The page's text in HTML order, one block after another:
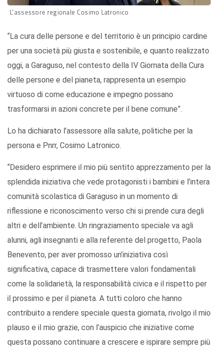
L'assessore regionale Cosimo Latronico
“La cura delle persone e del territorio è un principio cardine
per una società più giusta e sostenibile, e quanto realizzato
oggi, a Garaguso, nel contesto della IV Giornata della Cura
delle persone e del pianeta, rappresenta un esempio
virtuoso di come educazione e impegno possano
trasformarsi in azioni concrete per il bene comune”.
Lo ha dichiarato l’assessore alla salute, politiche per la
persona e Pnrr, Cosimo Latronico.
“Desidero esprimere il mio più sentito apprezzamento per la
splendida iniziativa che vede protagonisti i bambini e l’intera
comunità scolastica di Garaguso in un momento di
riflessione e riconoscimento verso chi si prende cura degli
altri e dell’ambiente. Un ringraziamento speciale va agli
alunni, agli insegnanti e alla referente del progetto, Paola
Benevento, per aver promosso un’iniziativa così
significativa, capace di trasmettere valori fondamentali
come la solidarietà, la responsabilità civica e il rispetto per
il prossimo e per il pianeta. A tutti coloro che hanno
contribuito a rendere speciale questa giornata, rivolgo il mio
plauso e il mio grazie, con l’auspicio che iniziative come
questa possano continuare a crescere e ispirare sempre più